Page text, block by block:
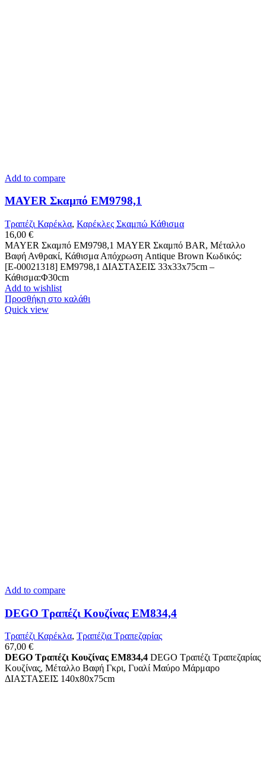
Add to compare
MAYER Σκαμπό ΕΜ9798,1
Τραπέζι Καρέκλα, Καρέκλες Σκαμπώ Κάθισμα
16,00 €
MAYER Σκαμπό ΕΜ9798,1 MAYER Σκαμπό BAR, Μέταλλο
Βαφή Ανθρακί, Κάθισμα Απόχρωση Antique Brown Κωδικός:
[Ε-00021318] ΕΜ9798,1 ΔΙΑΣΤΑΣΕΙΣ 33x33x75cm –
Κάθισμα:Φ30cm
Add to wishlist
Προσθήκη στο καλάθι
Quick view
Add to compare
DEGO Τραπέζι Κουζίνας ΕΜ834,4
Τραπέζι Καρέκλα, Τραπέζια Τραπεζαρίας
67,00 €
DEGO Τραπέζι Κουζίνας ΕΜ834,4 DEGO Τραπέζι Τραπεζαρίας
Κουζίνας, Μέταλλο Βαφή Γκρι, Γυαλί Μαύρο Μάρμαρο
ΔΙΑΣΤΑΣΕΙΣ 140x80x75cm